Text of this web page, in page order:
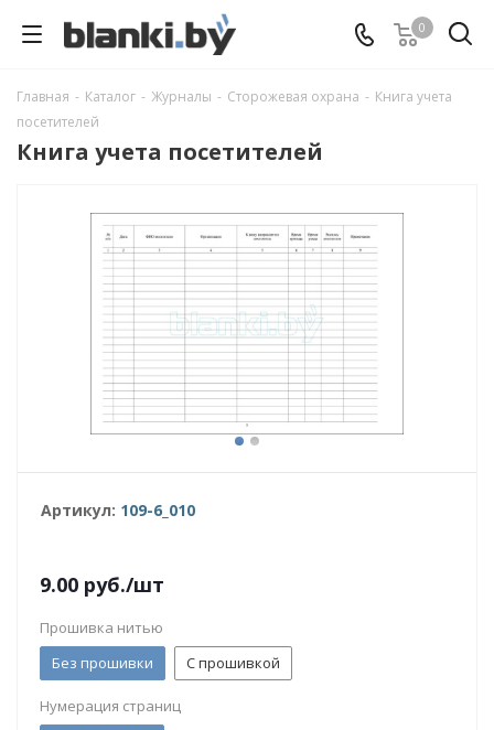
0
Главная - Каталог - Журналы - Сторожевая охрана - Книга учета
посетителей
Книга учета посетителей
Артикул: 109-6_010
9.00 руб./шт
Прошивка нитью
Без прошивки
С прошивкой
Нумерация страниц